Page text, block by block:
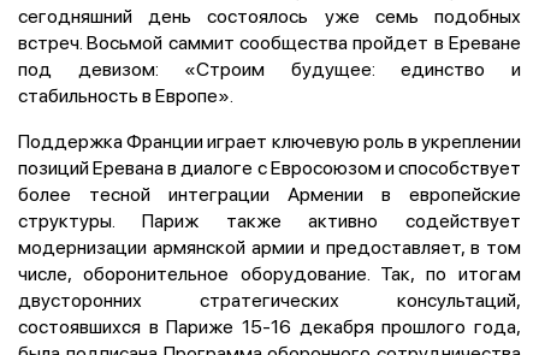
сегодняшний день состоялось уже семь подобных
встреч. Восьмой саммит сообщества пройдет в Ереване
под девизом: «Строим будущее: единство и
стабильность в Европе».
Поддержка Франции играет ключевую роль в укреплении
позиций Еревана в диалоге с Евросоюзом и способствует
более тесной интеграции Армении в европейские
структуры. Париж также активно содействует
модернизации армянской армии и предоставляет, в том
числе, оборонительное оборудование. Так, по итогам
двусторонних стратегических консультаций,
состоявшихся в Париже 15-16 декабря прошлого года,